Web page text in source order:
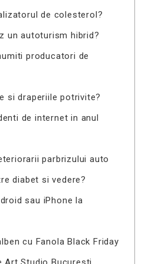
de colesterol?
un autoturism hibrid?
producatori de
si draperiile potrivite?
de internet in anul
parbrizului auto
diabet si vedere?
sau iPhone la
cu Fanola Black Friday